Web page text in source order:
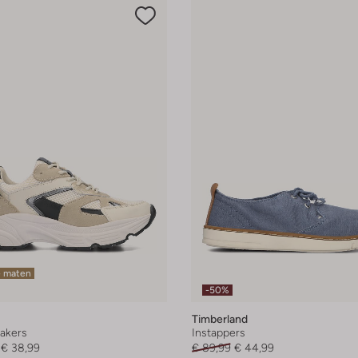
maten
€ 38,99
-50%
Timberland
Instappers
€ 89,99 € 44,99